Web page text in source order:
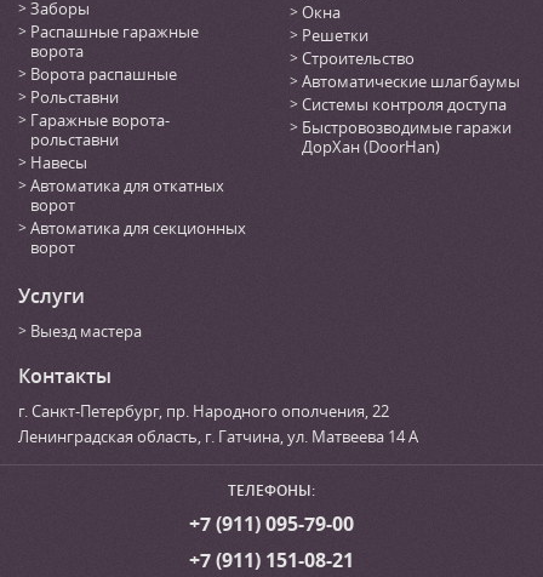
Заборы
Распашные гаражные
ворота
Ворота распашные
Рольставни
Гаражные ворота-
рольставни
Навесы
Автоматика для откатных
ворот
Автоматика для секционных
ворот
Окна
Решетки
Строительство
Автоматические шлагбаумы
Системы контроля доступа
Быстровозводимые гаражи
ДорХан (DoorHan)
Услуги
Выезд мастера
Контакты
г. Санкт-Петербург, пр. Народного ополчения, 22
Ленинградская область, г. Гатчина,ул. Матвеева 14 А
ТЕЛЕФОНЫ:
+7 (911) 095-79-00
+7 (911) 151-08-21